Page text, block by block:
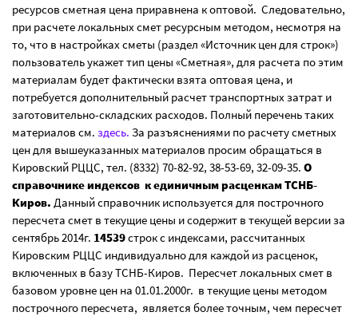
ресурсов сметная цена приравнена к оптовой. Следовательно,
при расчете локальных смет ресурсным методом, несмотря на
то, что в настройках сметы (раздел «Источник цен для строк»)
пользователь укажет тип цены «Сметная», для расчета по этим
материалам будет фактически взята оптовая цена, и
потребуется дополнительный расчет транспортных затрат и
заготовительно-складских расходов. Полный перечень таких
материалов см. здесь. За разъяснениями по расчету сметных
цен для вышеуказанных материалов просим обращаться в
Кировский РЦЦС, тел. (8332) 70-82-92, 38-53-69, 32-09-35. О
справочнике индексов к единичным расценкам ТСНБ-
Киров. Данный справочник используется для построчного
пересчета смет в текущие цены и содержит в текущей версии за
сентябрь 2014г. 14539строк с индексами, рассчитанных
Кировским РЦЦС индивидуально для каждой из расценок,
включенных в базу ТСНБ-Киров. Пересчет локальных смет в
базовом уровне цен на 01.01.2000г. в текущие цены методом
построчного пересчета, является более точным, чем пересчет